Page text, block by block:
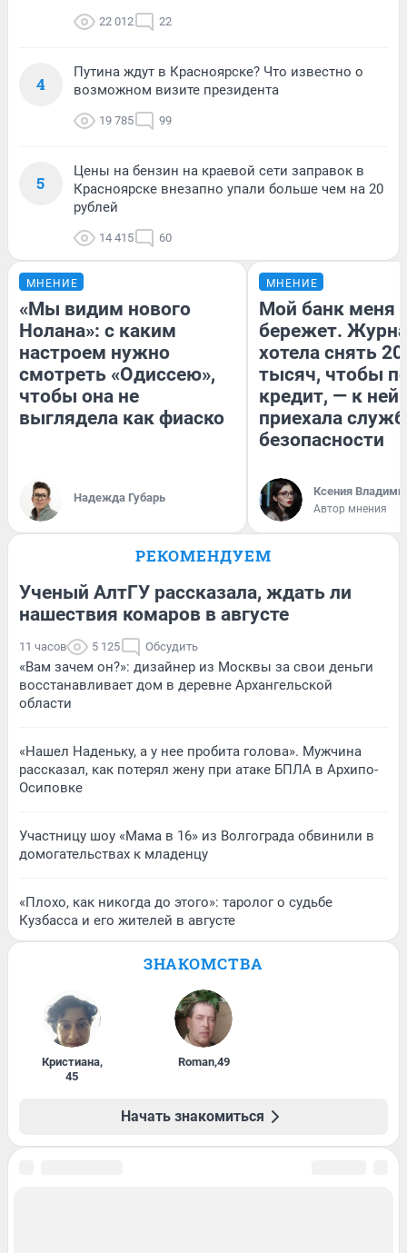
22 012 22
4
Путина ждут в Красноярске? Что известно о
возможном визите президента
19 785 99
5
Цены на бензин на краевой сети заправок в
Красноярске внезапно упали больше чем на 20
рублей
14 415 60
МНЕНИЕ
«Мы видим нового
Нолана»: с каким
настроем нужно
смотреть «Одиссею»,
чтобы она не
выглядела как фиаско
Надежда Губарь
МНЕНИЕ
Мой банк меня
бережет.
хотела снять
тысяч, чтобы
кредит, — к
приехала
безопасности
Ксения
Автор мнения
РЕКОМЕНДУЕМ
Ученый АлтГУ рассказала, ждать ли
нашествия комаров в августе
11 часов 5 125 Обсудить
«Вам зачем он?»: дизайнер из Москвы за свои деньги
восстанавливает дом в деревне Архангельской
области
«Нашел Наденьку, а у нее пробита голова». Мужчина
рассказал, как потерял жену при атаке БПЛА в Архипо-
Осиповке
Участницу шоу «Мама в 16» из Волгограда обвинили в
домогательствах к младенцу
«Плохо, как никогда до этого»: таролог о судьбе
Кузбасса и его жителей в августе
ЗНАКОМСТВА
Кристиана,
45
Roman,49
Начать знакомиться